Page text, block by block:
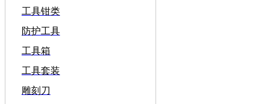
工具钳类
防护工具
工具箱
工具套装
雕刻刀